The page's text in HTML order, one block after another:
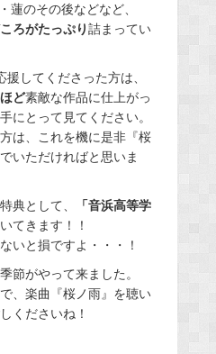
のその後などなど、
ろがたっぷり詰まってい
してくださった方は、
ど素敵な作品に仕上がっ
にとって見てください。
は、これを機に是非『桜
いただければと思いま
典として、
「音浜高等学
てきます！！
いと損ですよ・・・！
節がやって来ました。
、楽曲『桜ノ雨』を聴い
くださいね！